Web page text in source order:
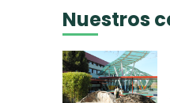
Nuestros